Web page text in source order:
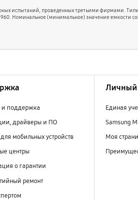
испытаний, проведенных третьими фирмами.
Номинальное (минимальное) значение емкости
и поддержка
драйверы и ПО
мобильных устройств
центры
о гарантии
ремонт
Личный
Единая
Samsung
Моя